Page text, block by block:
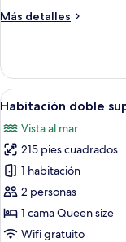
al
Más detalles
Más
doble
Deluxe,
vista
mar
Abrir
todas
las
fotos
de
Habitación
doble
superior,
29
Habitación doble
Vista al mar
215 pies cuadrados
1 habitación
2 personas
1 cama Queen size
Wifi gratuito